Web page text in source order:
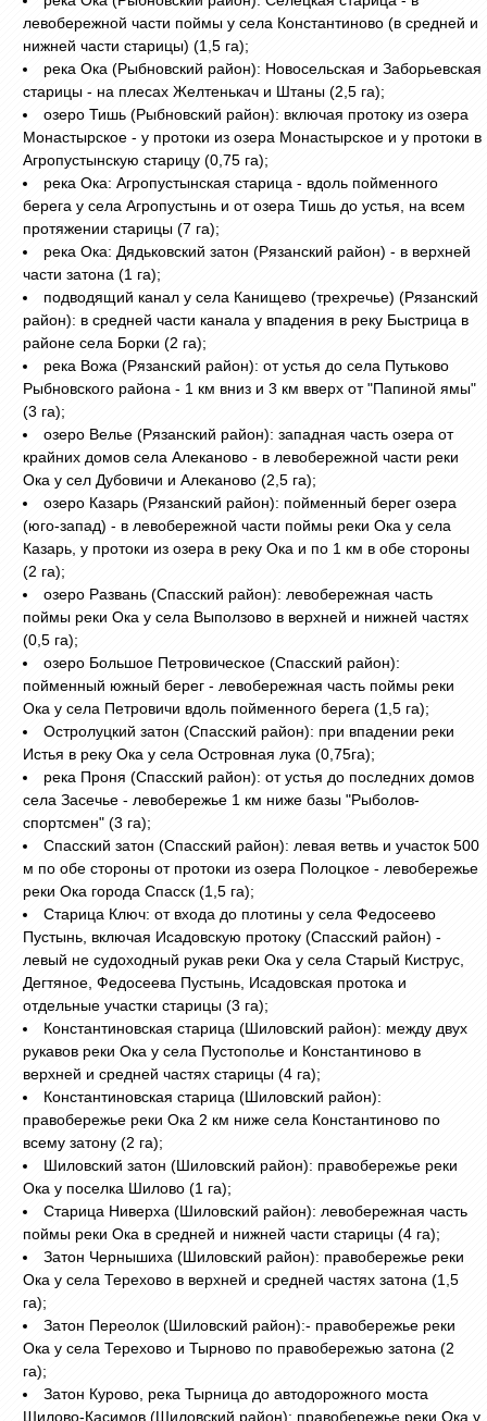
левобережной части поймы у села Константиново (в средней и
нижней части старицы) (1,5 га);
река Ока (Рыбновский район): Новосельская и Заборьевская
старицы - на плесах Желтенькач и Штаны (2,5 га);
озеро Тишь (Рыбновский район): включая протоку из озера
Монастырское - у протоки из озера Монастырское и у протоки в
Агропустынскую старицу (0,75 га);
река Ока: Агропустынская старица - вдоль пойменного
берега у села Агропустынь и от озера Тишь до устья, на всем
протяжении старицы (7 га);
река Ока: Дядьковский затон (Рязанский район) - в верхней
части затона (1 га);
подводящий канал у села Канищево (трехречье) (Рязанский
район): в средней части канала у впадения в реку Быстрица в
районе села Борки (2 га);
река Вожа (Рязанский район): от устья до села Путьково
Рыбновского района - 1 км вниз и 3 км вверх от "Папиной ямы"
(3 га);
озеро Велье (Рязанский район): западная часть озера от
крайних домов села Алеканово - в левобережной части реки
Ока у сел Дубовичи и Алеканово (2,5 га);
озеро Казарь (Рязанский район): пойменный берег озера
(юго-запад) - в левобережной части поймы реки Ока у села
Казарь, у протоки из озера в реку Ока и по 1 км в обе стороны
(2 га);
озеро Развань (Спасский район): левобережная часть
поймы реки Ока у села Выползово в верхней и нижней частях
(0,5 га);
озеро Большое Петровическое (Спасский район):
пойменный южный берег - левобережная часть поймы реки
Ока у села Петровичи вдоль пойменного берега (1,5 га);
Остролуцкий затон (Спасский район): при впадении реки
Истья в реку Ока у села Островная лука (0,75га);
река Проня (Спасский район): от устья до последних домов
села Засечье - левобережье 1 км ниже базы "Рыболов-
спортсмен" (3 га);
Спасский затон (Спасский район): левая ветвь и участок 500
м по обе стороны от протоки из озера Полоцкое - левобережье
реки Ока города Спасск (1,5 га);
Старица Ключ: от входа до плотины у села Федосеево
Пустынь, включая Исадовскую протоку (Спасский район) -
левый не судоходный рукав реки Ока у села Старый Киструс,
Дегтяное, Федосеева Пустынь, Исадовская протока и
отдельные участки старицы (3 га);
Константиновская старица (Шиловский район): между двух
рукавов реки Ока у села Пустополье и Константиново в
верхней и средней частях старицы (4 га);
Константиновская старица (Шиловский район):
правобережье реки Ока 2 км ниже села Константиново по
всему затону (2 га);
Шиловский затон (Шиловский район): правобережье реки
Ока у поселка Шилово (1 га);
Старица Ниверха (Шиловский район): левобережная часть
поймы реки Ока в средней и нижней части старицы (4 га);
Затон Чернышиха (Шиловский район): правобережье реки
Ока у села Терехово в верхней и средней частях затона (1,5
га);
Затон Переолок (Шиловский район):- правобережье реки
Ока у села Терехово и Тырново по правобережью затона (2
га);
Затон Курово, река Тырница до автодорожного моста
Шилово-Касимов (Шиловский район): правобережье реки Ока у